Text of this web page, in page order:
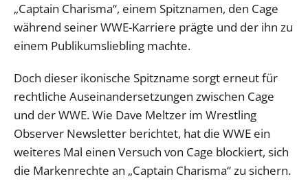
„Captain Charisma“, einem Spitznamen, den Cage
während seiner WWE-Karriere prägte und der ihn zu
einem Publikumsliebling machte.
Doch dieser ikonische Spitzname sorgt erneut für
rechtliche Auseinandersetzungen zwischen Cage
und der WWE. Wie Dave Meltzer im Wrestling
Observer Newsletter berichtet, hat die WWE ein
weiteres Mal einen Versuch von Cage blockiert, sich
die Markenrechte an „Captain Charisma“ zu sichern.